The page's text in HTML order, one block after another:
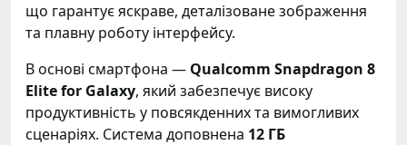
що гарантує яскраве, деталізоване зображення
та плавну роботу інтерфейсу.
В основі смартфона — Qualcomm Snapdragon 8
Elite for Galaxy, який забезпечує високу
продуктивність у повсякденних та вимогливих
сценаріях. Система доповнена 12 ГБ